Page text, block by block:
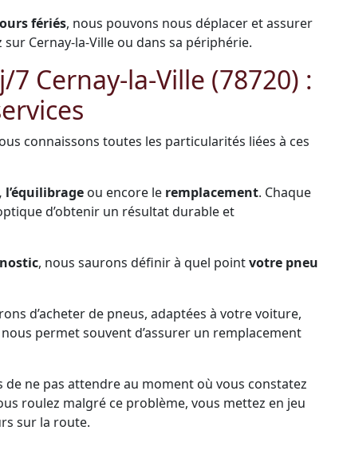
fériés, nous pouvons nous déplacer et assurer
Cernay-la-Ville ou dans sa périphérie.
Cernay-la-Ville (78720) :
connaissons toutes les particularités liées à ces
ou encore le remplacement. Chaque
d’obtenir un résultat durable et
, nous saurons définir à quel pointvotre pneu
d’acheter de pneus, adaptées à votre voiture,
permet souvent d’assurer un remplacement
ne pas attendre au moment où vous constatez
roulez malgré ce problème, vous mettez en jeu
sur la route.